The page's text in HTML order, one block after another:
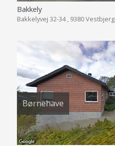
Bakkely
Bakkelyvej 32-34 , 9380 Vestbjerg
Børnehave